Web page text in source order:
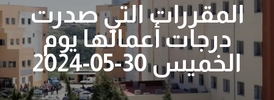
المقررات التي صدرت
درجات أعمالها يوم
الخميس 30-05-2024